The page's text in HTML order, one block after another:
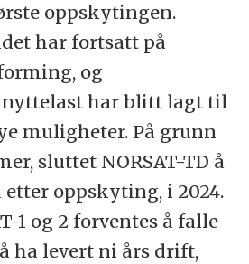
oppskytingen.
har fortsatt på
og
har blitt lagt til
muligheter. På grunn
sluttet NORSAT-TD å
oppskyting, i 2024.
1 og 2 forventes å falle
ha levert ni års drift,